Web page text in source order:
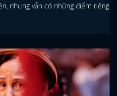
nhưng vẫn có những điểm riêng